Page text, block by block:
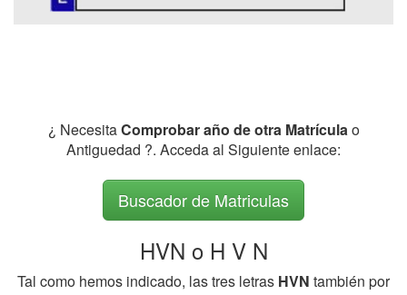
¿ NecesitaComprobar año de otra Matrículao
Antiguedad ?. Acceda al Siguiente enlace:
Buscador de Matriculas
HVN o H V N
Tal como hemos indicado, las tres letras HVN también por